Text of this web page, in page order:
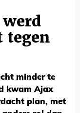
werd
tegen
minder te
kwam Ajax
plan, met